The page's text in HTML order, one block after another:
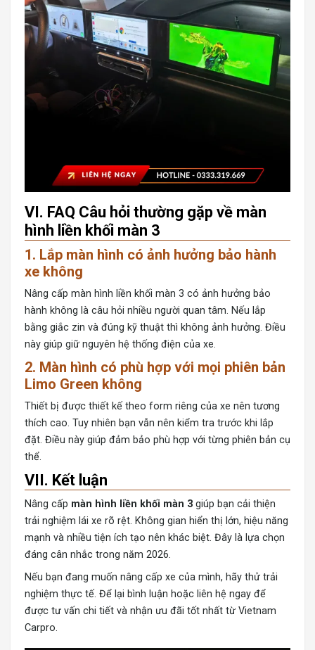
VI. FAQ Câu hỏi thường gặp về màn
hình liền khối màn 3
1. Lắp màn hình có ảnh hưởng bảo hành
xe không
Nâng cấp màn hình liền khối màn 3 có ảnh hưởng bảo
hành không là câu hỏi nhiều người quan tâm. Nếu lắp
bằng giắc zin và đúng kỹ thuật thì không ảnh hưởng. Điều
này giúp giữ nguyên hệ thống điện của xe.
2. Màn hình có phù hợp với mọi phiên bản
Limo Green không
Thiết bị được thiết kế theo form riêng của xe nên tương
thích cao. Tuy nhiên bạn vẫn nên kiểm tra trước khi lắp
đặt. Điều này giúp đảm bảo phù hợp với từng phiên bản cụ
thể.
VII. Kết luận
Nâng cấp màn hình liền khối màn 3 giúp bạn cải thiện
trải nghiệm lái xe rõ rệt. Không gian hiển thị lớn, hiệu năng
mạnh và nhiều tiện ích tạo nên khác biệt. Đây là lựa chọn
đáng cân nhắc trong năm 2026.
Nếu bạn đang muốn nâng cấp xe của mình, hãy thử trải
nghiệm thực tế. Để lại bình luận hoặc liên hệ ngay để
được tư vấn chi tiết và nhận ưu đãi tốt nhất từ Vietnam
Carpro.